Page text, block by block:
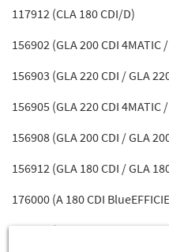
117912 (CLA 180 CDI/D)
156902 (GLA 200 CDI 4MATIC
156903 (GLA 220 CDI / GLA
156905 (GLA 220 CDI 4MATIC
156908 (GLA 200 CDI / GLA
156912 (GLA 180 CDI / GLA
176000 (A 180 CDI
176001 (A 200 CDI